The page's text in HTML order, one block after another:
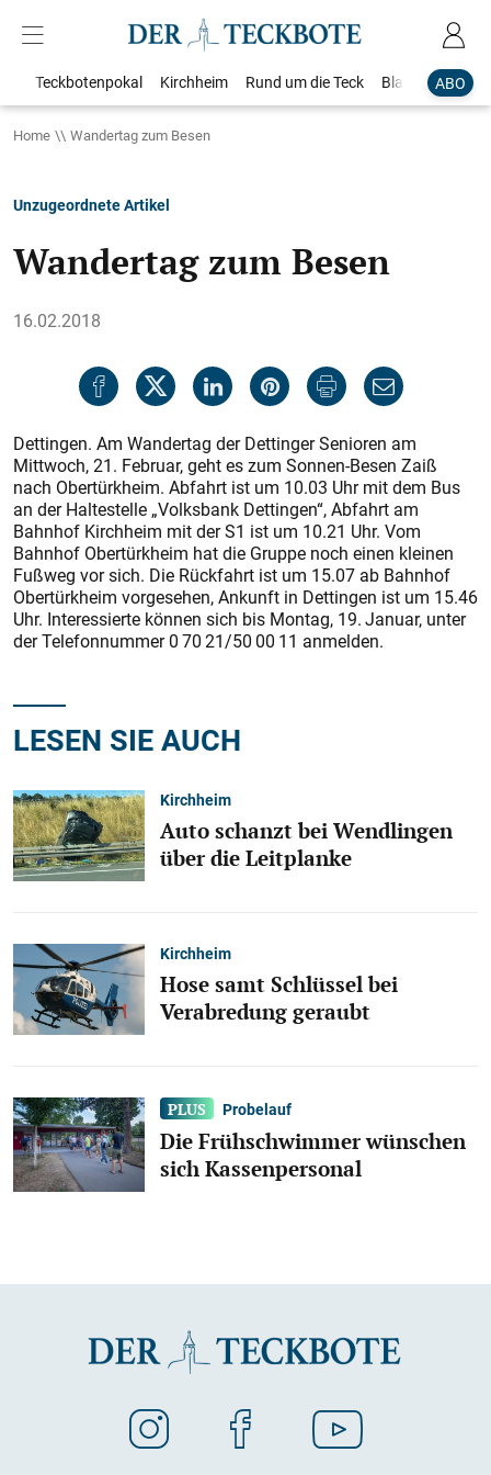
ABO
Teckbotenpokal Kirchheim Rund um die Teck Blaulicht
Home Wandertag zum Besen
Unzugeordnete Artikel
Wandertag zum Besen
16.02.2018
Dettingen. Am Wandertag der Dettinger Senioren am
Mittwoch, 21. Februar, geht es zum Sonnen-Besen Zaiß
nach Obertürkheim. Abfahrt ist um 10.03 Uhr mit dem Bus
an der Haltestelle „Volksbank Dettingen“, Abfahrt am
Bahnhof Kirchheim mit der S1 ist um 10.21 Uhr. Vom
Bahnhof Obertürkheim hat die Gruppe noch einen kleinen
Fußweg vor sich. Die Rückfahrt ist um 15.07 ab Bahnhof
Obertürkheim vorgesehen, Ankunft in Dettingen ist um 15.46
Uhr. Interessierte können sich bis Montag, 19. Januar, unter
der Telefonnummer 0 70 21/50 00 11 anmelden.
LESEN SIE AUCH
Kirchheim
Auto schanzt bei Wendlingen
über die Leitplanke
Kirchheim
Hose samt Schlüssel bei
Verabredung geraubt
Probelauf
Die Frühschwimmer wünschen
sich Kassenpersonal